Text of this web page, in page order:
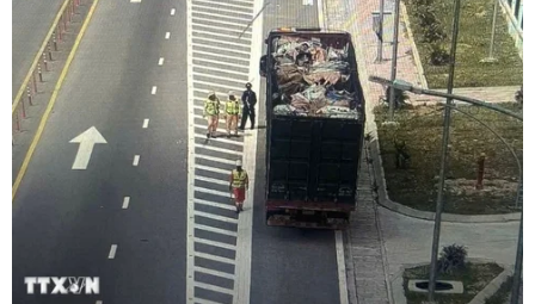
Hợp tác quốc phòng-an ninh giữa
Việt Nam và Lào ngày càng thực chất,
hiệu quả
06/08/2026 22:51
Quan hệ quốc phòng Việt Nam-
Malaysia: Gắn kết chính trị, hợp tác
thực tiễn